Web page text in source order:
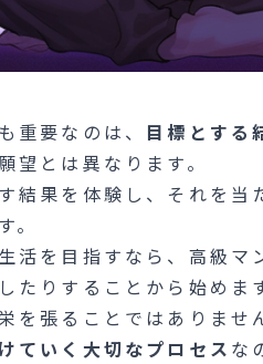
重要なのは、 目標とする
望とは異なります。
結果を体験し、それを当
。
活を目指すなら、高級マ
たりすることから始めま
を張ることではありませ
ていく大切なプロセス な